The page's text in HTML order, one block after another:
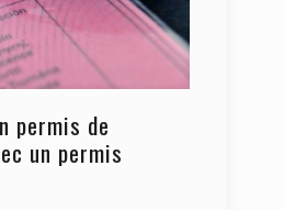
permis de
un permis